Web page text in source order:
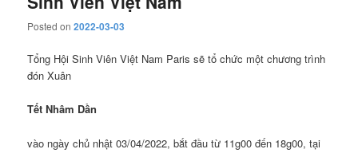
Posted on2022-03-03
Tổng Hội Sinh Viên Việt Nam Paris sẽ tổ chức một chương trình
đón Xuân
Tết Nhâm Dần
vào ngày chủ nhật 03/04/2022, bắt đầu từ 11g00 đến 18g00, tại